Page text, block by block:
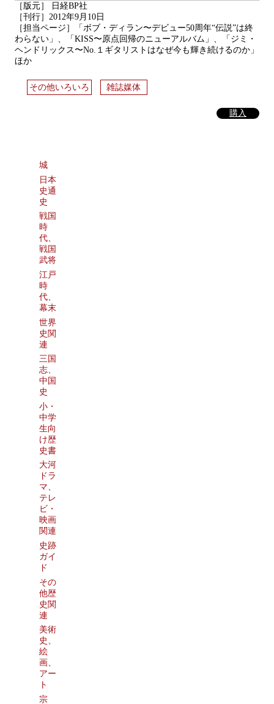
［版元］ 日経BP社
［刊行］2012年9月10日
［担当ページ］「ボブ・ディラン〜デビュー50周年“伝説”は終
わらない」、「KISS〜原点回帰のニューアルバム」、「ジミ・
ヘンドリックス〜No.１ギタリストはなぜ今も輝き続けるのか」
ほか
その他いろいろ 雑誌媒体
購入
城
日本
史通
史
戦国
時
代、
戦国
武将
江戸
時
代、
幕末
世界
史関
連
三国
志、
中国
史
小・
中学
生向
け歴
史書
大河
ドラ
マ、
テレ
ビ・
映画
関連
史跡
ガイ
ド
その
他歴
史関
連
美術
史、
絵
画、
アー
ト
宗